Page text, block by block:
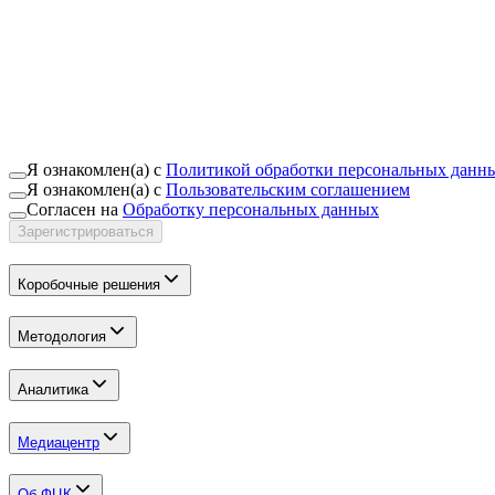
Я ознакомлен(а) с Политикой обработки персональных
Я ознакомлен(а) с Пользовательским соглашением
Согласен на Обработку персональных данных
Зарегистрироваться
Коробочные решения
Методология
Аналитика
Медиацентр